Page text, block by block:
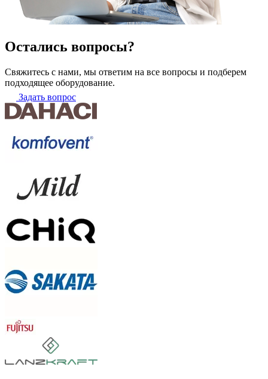
Остались вопросы?
Свяжитесь с нами, мы ответим на все вопросы и подберем
подходящее оборудование.
Задать вопрос